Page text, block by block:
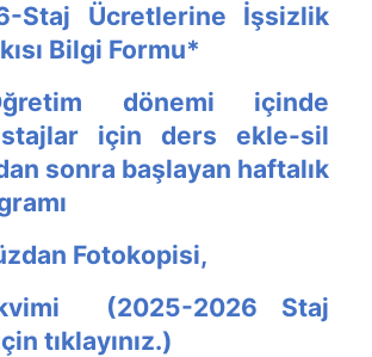
Staj Ücretlerine İşsizlik
Bilgi Formu*
dönemi içinde
stajlar için ders ekle-sil
sonra başlayan haftalık
Fotokopisi,
(2025-2026 Staj
tıklayınız.)